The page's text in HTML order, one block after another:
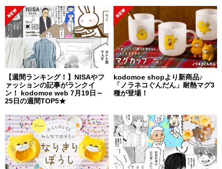
【週間ランキング！】NISAやフ
ァッションの記事がランクイ
ン！ kodomoe web 7月19日～
25日の週間TOP5★
kodomoe shopより新商品♪
「ノラネコぐんだん」耐熱マグ3
種が登場！